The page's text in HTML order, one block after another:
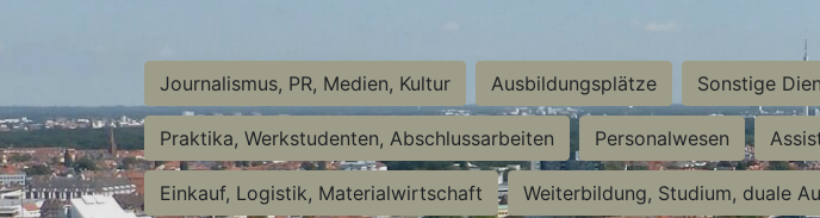
Journalismus, PR, Medien, Kultur Ausbildungsplätze Sonstige
Praktika, Werkstudenten, Abschlussarbeiten Personalwesen
Einkauf, Logistik, Materialwirtschaft Weiterbildung, Studium, duale